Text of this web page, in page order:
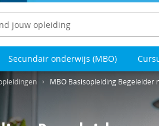
Zoeken
Secundair onderwijs (MBO)
MBO Basisopleiding Begeleider